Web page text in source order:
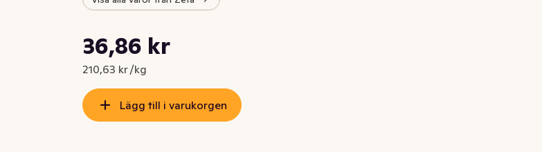
Nuvarande pris är: 36,86 kr
36,86 kr
210,63 kr /kg
Styckpris: 210,63 kr /kg
Lägg till i varukorgen